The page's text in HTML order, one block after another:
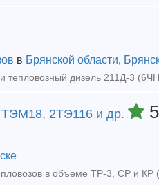
в Брянской области,
ТЭМ18, 2ТЭ116 и др. 5